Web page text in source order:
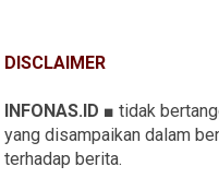
DISCLAIMER
INFONAS.ID ■ tidak
yang disampaikan dalam
terhadap berita.